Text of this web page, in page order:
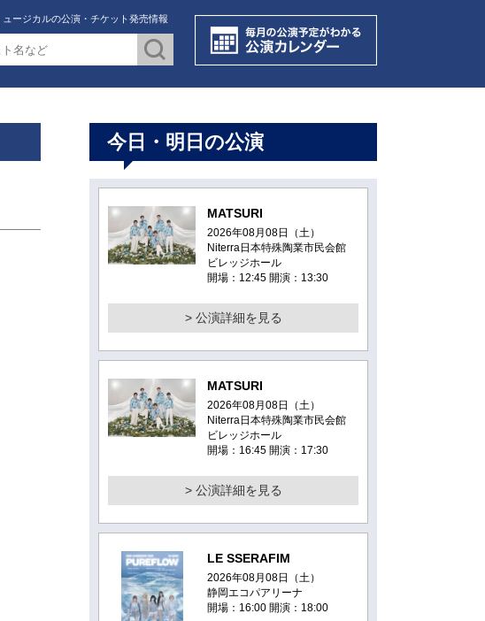
ージカルの公演・チケット発売情報
今日・明日の公演
MATSURI
2026年08月08日（土）
Niterra日本特殊陶業市民会館
ビレッジホール
開場：12:45 開演：13:30
> 公演詳細を見る
MATSURI
2026年08月08日（土）
Niterra日本特殊陶業市民会館
ビレッジホール
開場：16:45 開演：17:30
> 公演詳細を見る
LE SSERAFIM
2026年08月08日（土）
静岡エコパアリーナ
開場：16:00 開演：18:00